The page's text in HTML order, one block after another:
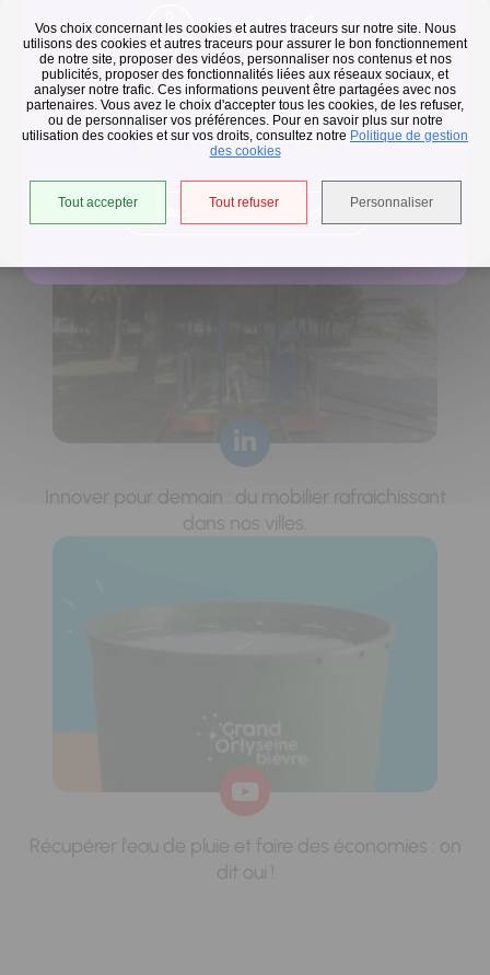
Vos choix concernant les cookies et autres traceurs sur notre site. Nous
utilisons des cookies et autres traceurs pour assurer le bon fonctionnement
de notre site, proposer des vidéos, personnaliser nos contenus et nos
publicités, proposer des fonctionnalités liées aux réseaux sociaux, et
analyser notre trafic. Ces informations peuvent être partagées avec nos
partenaires. Vous avez le choix d'accepter tous les cookies, de les refuser,
ou de personnaliser vos préférences. Pour en savoir plus sur notre
utilisation des cookies et sur vos droits, consultez notre Politique de gestion
des cookies
Tout accepter Tout refuser Personnaliser
Flash infos
Collecte des déchets
En raison des températures, le passage de nos camions
est avancé d'une heure jusqu'au 14 août.
Accéder à l'univers déchets
Horaires de collecte adaptés aux périodes de fortes
Innover pour demain : du mobilier rafraichissant
dans nos villes.
Récupérer l'eau de pluie et faire des économies : on
dit oui !